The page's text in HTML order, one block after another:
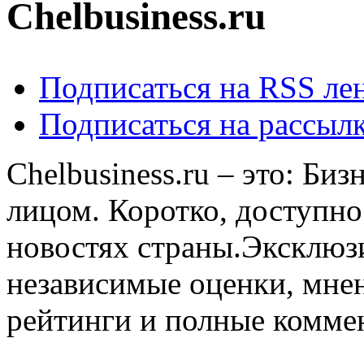
Подписаться на RSS
Подписаться на
Chelbusiness.ru – это:
лицом. Коротко,
новостях
независимые оценки,
рейтинги и полные